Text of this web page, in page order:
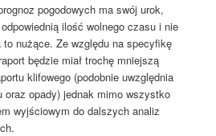
pogodowych ma swój urok,
ilość wolnego czasu i nie
nużące. Ze względu na specyfikę
będzie miał trochę mniejszą
klifowego (podobnie uwzględnia
oraz opady) jednak mimo wszystko
wyjściowym do dalszych analiz